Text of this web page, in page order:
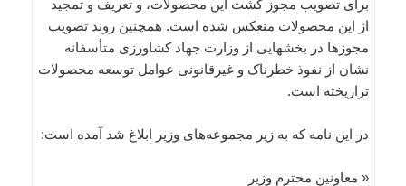
برای تصویب مجوز کشت این محصولات، و تعریف و تمجید
از این محصولات منعکس شده است. همچنین روند تصویب
مجوزها در بخشهایی از وزارت جهاد کشاورزی متأسفانه
نشان از نفوذ خطرناک و غیرقانونی عوامل توسعه محصولات
تراریخته است.
در این نامه که به زیر مجموعه‌های وزیر ابلاغ شد آمده است:
« معاونین محترم وزیر